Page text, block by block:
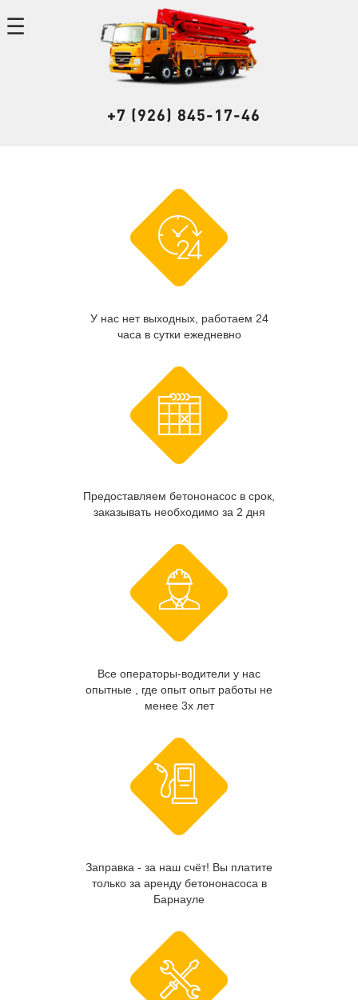
+7 (926) 845-17-46
У нас нет выходных, работаем 24
часа в сутки ежедневно
Предоставляем бетононасос в срок,
заказывать необходимо за 2 дня
Все операторы-водители у нас
опытные , где опыт опыт работы не
менее 3х лет
Заправка - за наш счёт! Вы платите
только за аренду бетононасоса в
Барнауле